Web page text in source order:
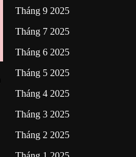
Tháng 9 2025
Tháng 7 2025
Tháng 6 2025
Tháng 5 2025
Tháng 4 2025
Tháng 3 2025
Tháng 2 2025